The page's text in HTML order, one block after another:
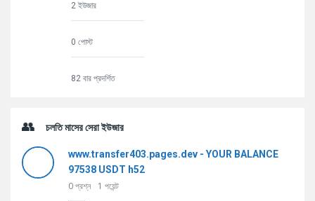
2 ইউজার
0 পোস্ট
82 বার প্রদর্শিত
চলতি মাসের সেরা ইউজার
www.transfer403.pages.dev - YOUR BALANCE
97538 USDT h52
0প্রশ্ন 1 পয়েন্ট